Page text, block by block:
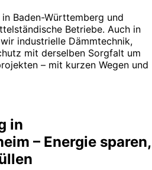
Baden-Württemberg und
Betriebe. Auch in
industrielle Dämmtechnik,
mit derselben Sorgfalt um
– mit kurzen Wegen und
in
– Energie sparen,